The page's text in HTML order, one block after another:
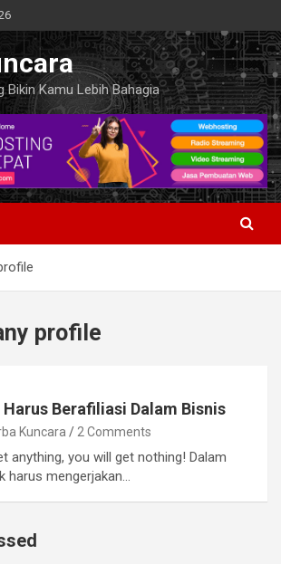
Bikin Kamu Lebih Bahagia
profile
Harus Berafiliasi Dalam Bisnis
Kuncara 2 Comments
anything, you will get nothing! Dalam
harus mengerjakan…